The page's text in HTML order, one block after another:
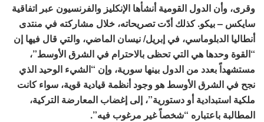
وقرى، وأن الدول القومية أنشأها الإنكليز والفرنسيون عبر اتفاقية
سايكس – بيكو. كذلك أدّت تصريحاته، خلال مشاركته في منتدى
أنطاليا الدبلوماسي، في إبريل/ نيسان الماضي، والتي قال فيها إن
“القوة وحدها هي التي تحظى بالاحترام في الشرق الأوسط”،
مستشهداً بعدد من الدول بينها سورية، وإن “الشيء الوحيد الذي
نجح في الشرق الأوسط هو وجود أنظمة قيادية قوية، سواء كانت
ملكية استبدادية أو دستورية”، إلى إغضاب المعارضة التركية،
المطالبة باعتباره “شخصاً غير مرغوب فيه”.